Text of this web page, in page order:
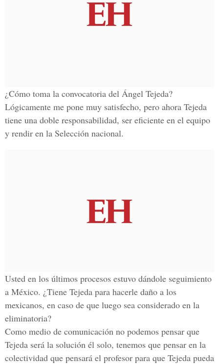
¿Cómo toma la convocatoria del Ángel Tejeda?
Lógicamente me pone muy satisfecho, pero ahora Tejeda
tiene una doble responsabilidad, ser eficiente en el equipo
y rendir en la Selección nacional.
Usted en los últimos procesos estuvo dándole seguimiento
a México. ¿Tiene Tejeda para hacerle daño a los
mexicanos, en caso de que luego sea considerado en la
eliminatoria?
Como medio de comunicación no podemos pensar que
Tejeda será la solución él solo, tenemos que pensar en la
colectividad que pensará el profesor para que Tejeda pueda